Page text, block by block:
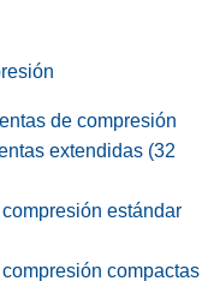
de compresión
extendidas (32
estándar
compactas